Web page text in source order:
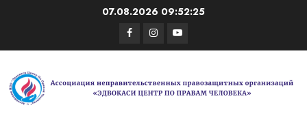
07.08.2026 09:52:25
Facebook
Instagram
Youtube